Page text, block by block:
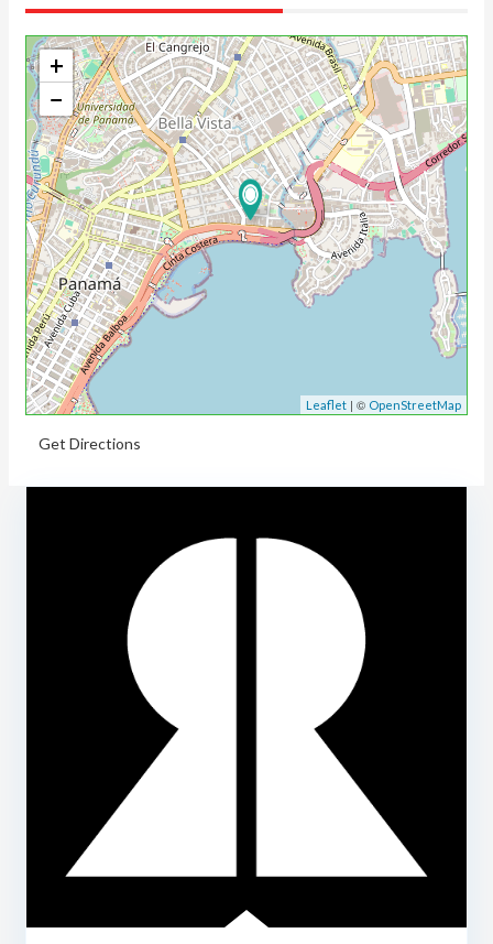
+
−
Leaflet | © OpenStreetMap
Get Directions